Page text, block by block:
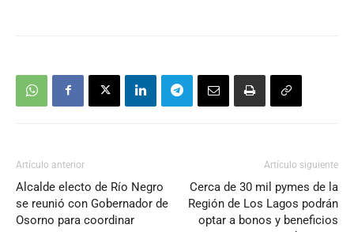
Artículo anterior
Alcalde electo de Río Negro
se reunió con Gobernador de
Osorno para coordinar
Artículo siguiente
Cerca de 30 mil pymes de la
Región de Los Lagos podrán
optar a bonos y beneficios